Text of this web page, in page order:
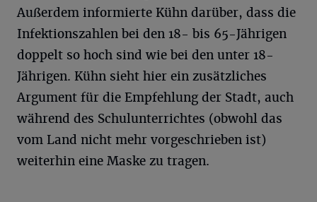
Außerdem informierte Kühn darüber, dass die
Infektionszahlen bei den 18- bis 65-Jährigen
doppelt so hoch sind wie bei den unter 18-
Jährigen. Kühn sieht hier ein zusätzliches
Argument für die Empfehlung der Stadt, auch
während des Schulunterrichtes (obwohl das
vom Land nicht mehr vorgeschrieben ist)
weiterhin eine Maske zu tragen.